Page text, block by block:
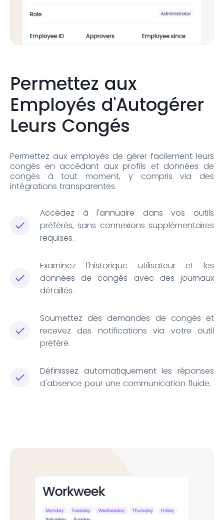
Permettez aux
Employés d'Autogérer
Leurs Congés
Permettez aux employés de gérer facilement leurs
congés en accédant aux profils et données de
congés à tout moment, y compris via des
intégrations transparentes.
Accédez à l'annuaire dans vos outils
préférés, sans connexions supplémentaires
requises.
Examinez l'historique utilisateur et les
données de congés avec des journaux
détaillés.
Soumettez des demandes de congés et
recevez des notifications via votre outil
préféré.
Définissez automatiquement les réponses
d'absence pour une communication fluide.